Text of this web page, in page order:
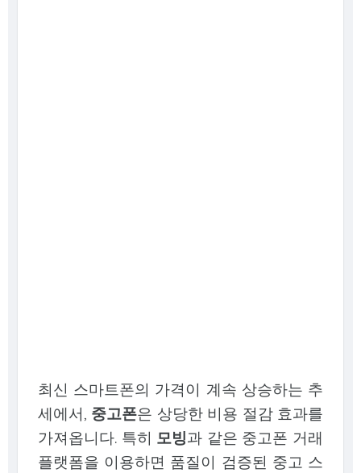
최신 스마트폰의 가격이 계속 상승하는 추
세에서, 중고폰은 상당한 비용 절감 효과를
가져옵니다. 특히 모빙과 같은 중고폰 거래
플랫폼을 이용하면 품질이 검증된 중고 스